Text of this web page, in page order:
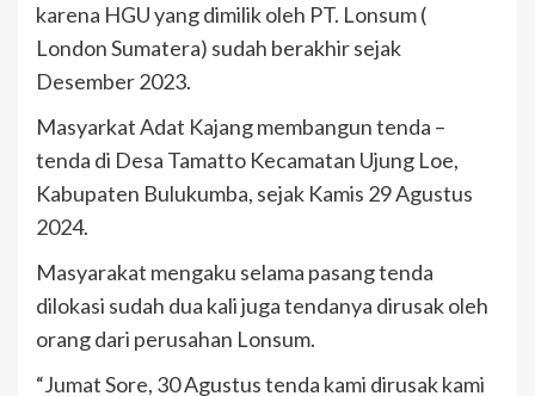
karena HGU yang dimilik oleh PT. Lonsum (
London Sumatera) sudah berakhir sejak
Desember 2023.
Masyarkat Adat Kajang membangun tenda –
tenda di Desa Tamatto Kecamatan Ujung Loe,
Kabupaten Bulukumba, sejak Kamis 29 Agustus
2024.
Masyarakat mengaku selama pasang tenda
dilokasi sudah dua kali juga tendanya dirusak oleh
orang dari perusahan Lonsum.
“Jumat Sore, 30 Agustus tenda kami dirusak kami